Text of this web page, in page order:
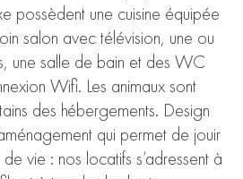
possèdent une cuisine équipée
salon avec télévision, une ou
une salle de bain et des WC
Wifi. Les animaux sont
des hébergements. Design
qui permet de jouir
vie : nos locatifs s’adressent à